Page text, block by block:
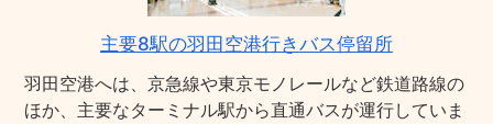
主要8駅の羽田空港行きバス停留所
羽田空港へは、京急線や東京モノレールなど鉄道路線の
ほか、主要なターミナル駅から直通バスが運行していま